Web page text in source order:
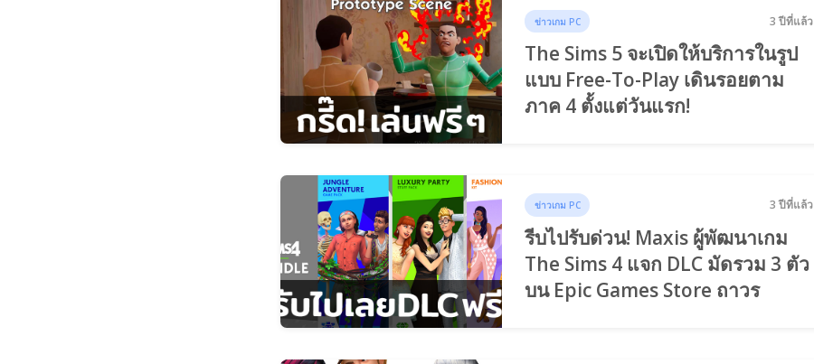
ข่าวเกม PC 3 ปีที่แล้ว
The Sims 5 จะเปิดให้บริการในรูป
แบบ Free-To-Play เดินรอยตาม
ภาค 4 ตั้งแต่วันแรก!
ข่าวเกม PC 3 ปีที่แล้ว
รีบไปรับด่วน! Maxis ผู้พัฒนาเกม
The Sims 4 แจก DLC มัดรวม 3 ตัว
บน Epic Games Store ถาวร